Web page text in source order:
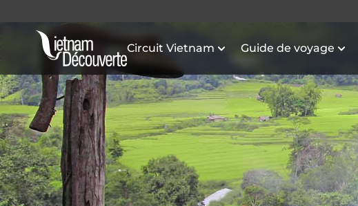
Circuit Vietnam Guide de voyage